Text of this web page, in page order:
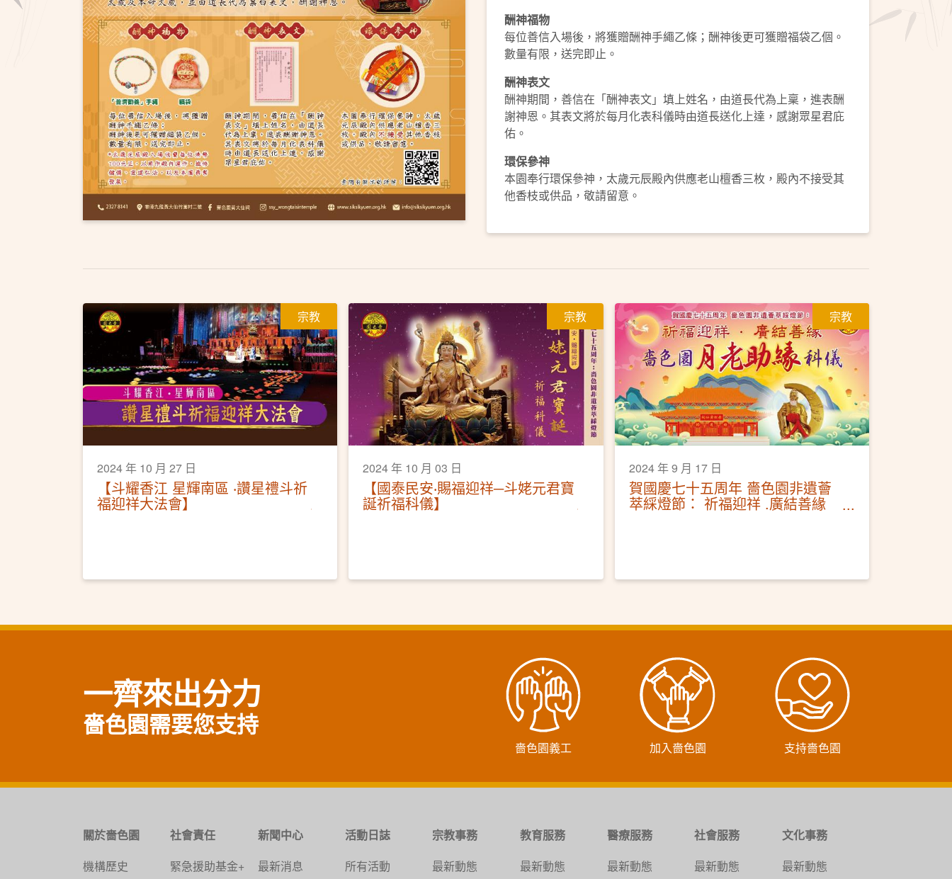
酬神福物
每位善信入場後，將獲贈酬神手繩乙條；酬神後更可獲贈福袋乙個。
數量有限，送完即止。
酬神表文
酬神期間，善信在「酬神表文」填上姓名，由道長代為上稟，進表酬
謝神恩。其表文將於每月化表科儀時由道長送化上達，感謝眾星君庇
佑。
環保參神
本園奉行環保參神，太歲元辰殿內供應老山檀香三枚，殿內不接受其
他香枝或供品，敬請留意。
宗教
2024 年 10 月 27 日
【斗耀香江 星輝南區 ‧讚星禮斗祈
福迎祥大法會】
宗教
2024 年 10 月 03 日
【國泰民安‧賜福迎祥─斗姥元君寶
誕祈福科儀】
宗教
2024 年 9 月 17 日
賀國慶七十五周年 嗇色園非遺薈
萃綵燈節： 祈福迎祥 .廣結善緣
一齊來出分力
嗇色園需要您支持
嗇色園義工 加入嗇色園 支持嗇色園
關於嗇色園
機構歷史
社會責任
緊急援助基金+
新聞中心
最新消息
活動日誌
所有活動
宗教事務
最新動態
教育服務
最新動態
醫療服務
最新動態
社會服務
最新動態
文化事務
最新動態